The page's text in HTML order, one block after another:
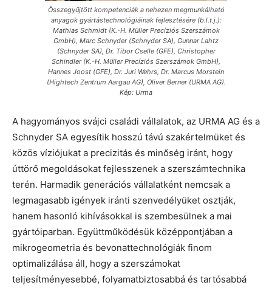
Összegyűjtött kompetenciák a nehezen megmunkálható
anyagok gyártástechnológiáinak fejlesztésére (b.l.t.j.):
Mathias Schmidt (K.-H. Müller Precíziós Szerszámok
GmbH), Marc Schnyder (Schnyder SA), Gunnar Lahtz
(Schnyder SA), Dr. Tibor Cselle (GFE), Christopher
Schindler (K.-H. Müller Precíziós Szerszámok GmbH),
Hannes Joost (GFE), Dr. Juri Wehrs, Dr. Marcus Morstein
(Hightech Zentrum Aargau AG), Oliver Berner (URMA AG).
Kép: Urma
A hagyományos svájci családi vállalatok, az URMA AG és a
Schnyder SA egyesítik hosszú távú szakértelmüket és
közös víziójukat a precizitás és minőség iránt, hogy
úttörő megoldásokat fejlesszenek a szerszámtechnika
terén. Harmadik generációs vállalatként nemcsak a
legmagasabb igények iránti szenvedélyüket osztják,
hanem hasonló kihívásokkal is szembesülnek a mai
gyártóiparban. Együttműködésük középpontjában a
mikrogeometria és bevonattechnológiák finom
optimalizálása áll, hogy a szerszámokat
teljesítményesebbé, folyamatbiztosabbá és tartósabbá